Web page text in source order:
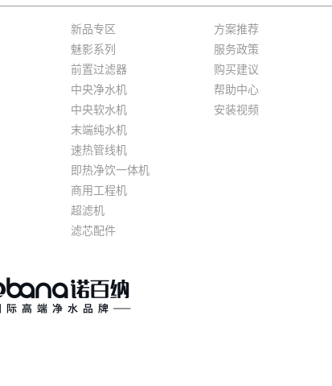
新品专区
魅影系列
前置过滤器
中央净水机
中央软水机
末端纯水机
速热管线机
即热净饮一体机
商用工程机
超滤机
滤芯配件
方案推荐
服务政策
购买建议
帮助中心
安装视频